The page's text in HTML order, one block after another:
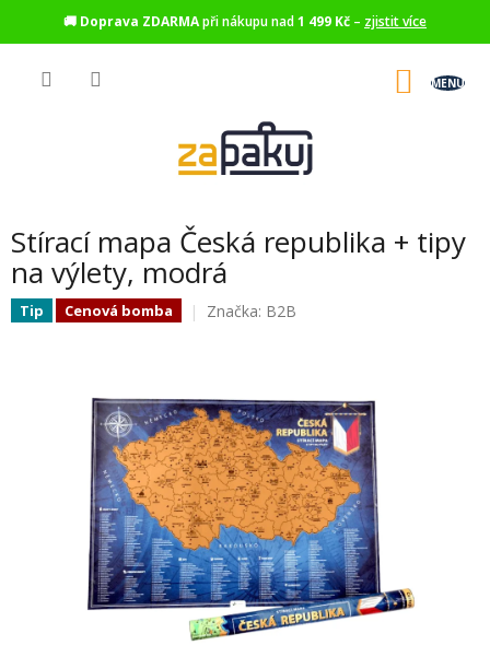
🚚 Doprava ZDARMApři nákupu nad1 499 Kč – zjistit více
Stírací mapa Česká republika + tipy
na výlety, modrá
Tip Cenová bomba Značka: B2B